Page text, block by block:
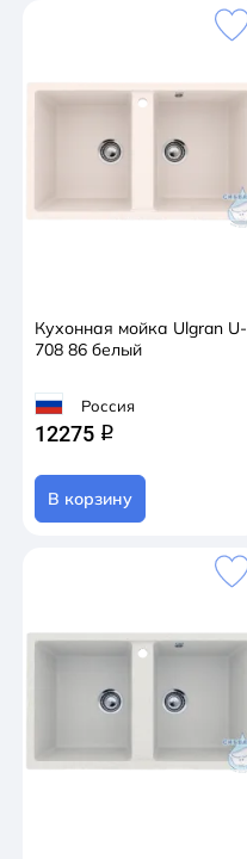
Кухонная мойка Ulgran U-
708 86 белый
Россия
12275 q
В корзину